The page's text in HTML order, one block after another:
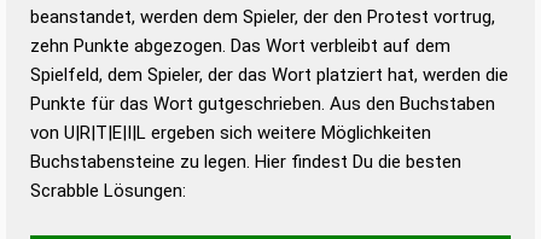
Duden – Standardwerk in 12 Bänden
Duden – Richtiges und gutes
Deutsch
Duden – Die deutsche Grammatik
Duden – Deutsches
beanstandet, werden dem Spieler, der den Protest vortrug,
zehn Punkte abgezogen. Das Wort verbleibt auf dem
Spielfeld, dem Spieler, der das Wort platziert hat, werden die
Punkte für das Wort gutgeschrieben. Aus den Buchstaben
von U|R|T|E|I|L ergeben sich weitere Möglichkeiten
Buchstabensteine zu legen. Hier findest Du die besten
Scrabble Lösungen: